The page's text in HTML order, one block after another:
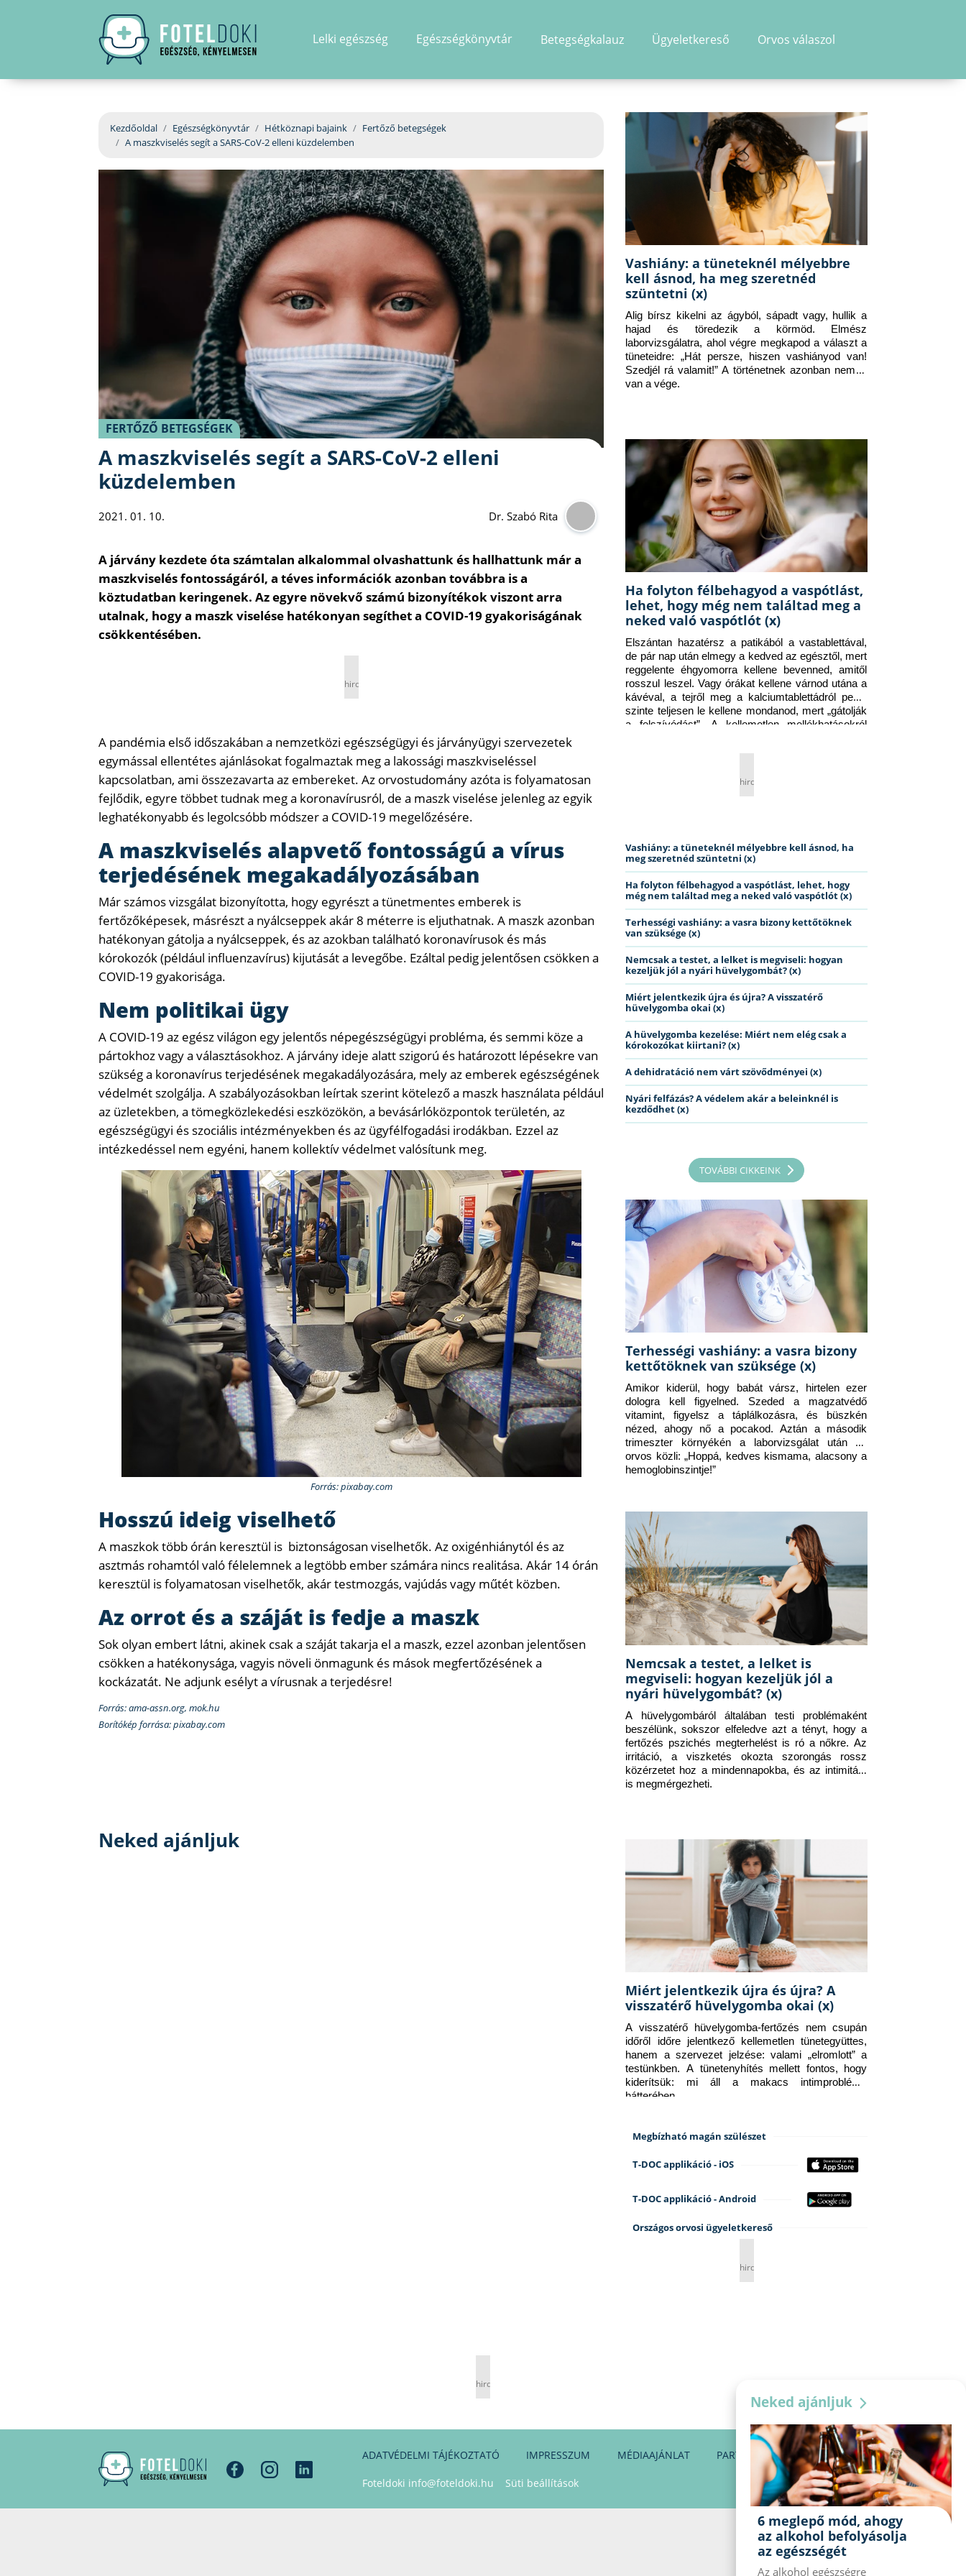
Lelki egészség Egészségkönyvtár Betegségkalauz Ügyeletkereső Orvos válaszol
Kezdőoldal Egészségkönyvtár Hétköznapi bajaink
Fertőző betegségek
A maszkviselés segít a SARS-CoV-2 elleni küzdelemben
FERTŐZŐ BETEGSÉGEK
A maszkviselés segít a SARS-CoV-2 elleni
küzdelemben
2021. 01. 10. Dr. Szabó Rita
A járvány kezdete óta számtalan alkalommal olvashattunk és hallhattunk már a
maszkviselés fontosságáról, a téves információk azonban továbbra is a
köztudatban keringenek. Az egyre növekvő számú bizonyítékok viszont arra
utalnak, hogy a maszk viselése hatékonyan segíthet a COVID-19 gyakoriságának
csökkentésében.
hirdetés
A pandémia első időszakában a nemzetközi egészségügyi és járványügyi szervezetek
egymással ellentétes ajánlásokat fogalmaztak meg a lakossági maszkviseléssel
kapcsolatban, ami összezavarta az embereket. Az orvostudomány azóta is folyamatosan
fejlődik, egyre többet tudnak meg a koronavírusról, de a maszk viselése jelenleg az egyik
leghatékonyabb és legolcsóbb módszer a COVID-19 megelőzésére.
A maszkviselés alapvető fontosságú a vírus
terjedésének megakadályozásában
Már számos vizsgálat bizonyította, hogy egyrészt a tünetmentes emberek is
fertőzőképesek, másrészt a nyálcseppek akár 8 méterre is eljuthatnak. A maszk azonban
hatékonyan gátolja a nyálcseppek, és az azokban található koronavírusok és más
kórokozók (például influenzavírus) kijutását a levegőbe. Ezáltal pedig jelentősen csökken a
COVID-19 gyakorisága.
Nem politikai ügy
A COVID-19 az egész világon egy jelentős népegészségügyi probléma, és semmi köze a
pártokhoz vagy a választásokhoz. A járvány ideje alatt szigorú és határozott lépésekre van
szükség a koronavírus terjedésének megakadályozására, mely az emberek egészségének
védelmét szolgálja. A szabályozásokban leírtak szerint kötelező a maszk használata például
az üzletekben, a tömegközlekedési eszközökön, a bevásárlóközpontok területén, az
egészségügyi és szociális intézményekben és az ügyfélfogadási irodákban. Ezzel az
intézkedéssel nem egyéni, hanem kollektív védelmet valósítunk meg.
Forrás: pixabay.com
Hosszú ideig viselhető
A maszkok több órán keresztül is biztonságosan viselhetők. Az oxigénhiánytól és az
asztmás rohamtól való félelemnek a legtöbb ember számára nincs realitása. Akár 14 órán
keresztül is folyamatosan viselhetők, akár testmozgás, vajúdás vagy műtét közben.
Az orrot és a száját is fedje a maszk
Sok olyan embert látni, akinek csak a száját takarja el a maszk, ezzel azonban jelentősen
csökken a hatékonysága, vagyis növeli önmagunk és mások megfertőzésének a
kockázatát. Ne adjunk esélyt a vírusnak a terjedésre!
Forrás: ama-assn.org, mok.hu
Borítókép forrása: pixabay.com
Neked ajánljuk
Vashiány: a tüneteknél mélyebbre
kell ásnod, ha meg szeretnéd
szüntetni (x)
Alig bírsz kikelni az ágyból, sápadt vagy, hullik a
hajad és töredezik a körmöd. Elmész
laborvizsgálatra, ahol végre megkapod a választ a
tüneteidre: „Hát persze, hiszen vashiányod van!
Szedjél rá valamit!” A történetnek azonban nem itt
van a vége.
Ha folyton félbehagyod a vaspótlást,
lehet, hogy még nem találtad meg a
neked való vaspótlót (x)
Elszántan hazatérsz a patikából a vastablettával,
de pár nap után elmegy a kedved az egésztől, mert
reggelente éhgyomorra kellene bevenned, amitől
rosszul leszel. Vagy órákat kellene várnod utána a
kávéval, a tejről meg a kalciumtablettádról pedig
szinte teljesen le kellene mondanod, mert „gátolják
a felszívódást”. A kellemetlen mellékhatásokról
hirdetés
Vashiány: a tüneteknél mélyebbre kell ásnod, ha
meg szeretnéd szüntetni (x)
Ha folyton félbehagyod a vaspótlást, lehet, hogy
még nem találtad meg a neked való vaspótlót (x)
Terhességi vashiány: a vasra bizony kettőtöknek
van szüksége (x)
Nemcsak a testet, a lelket is megviseli: hogyan
kezeljük jól a nyári hüvelygombát? (x)
Miért jelentkezik újra és újra? A visszatérő
hüvelygomba okai (x)
A hüvelygomba kezelése: Miért nem elég csak a
kórokozókat kiirtani? (x)
A dehidratáció nem várt szövődményei (x)
Nyári felfázás? A védelem akár a beleinknél is
kezdődhet (x)
TOVÁBBI CIKKEINK
Terhességi vashiány: a vasra bizony
kettőtöknek van szüksége (x)
Amikor kiderül, hogy babát vársz, hirtelen ezer
dologra kell figyelned. Szeded a magzatvédő
vitamint, figyelsz a táplálkozásra, és büszkén
nézed, ahogy nő a pocakod. Aztán a második
trimeszter környékén a laborvizsgálat után az
orvos közli: „Hoppá, kedves kismama, alacsony a
hemoglobinszintje!”
Nemcsak a testet, a lelket is
megviseli: hogyan kezeljük jól a
nyári hüvelygombát? (x)
A hüvelygombáról általában testi problémaként
beszélünk, sokszor elfeledve azt a tényt, hogy a
fertőzés pszichés megterhelést is ró a nőkre. Az
irritáció, a viszketés okozta szorongás rossz
közérzetet hoz a mindennapokba, és az intimitást
is megmérgezheti.
Miért jelentkezik újra és újra? A
visszatérő hüvelygomba okai (x)
A visszatérő hüvelygomba-fertőzés nem csupán
időről időre jelentkező kellemetlen tünetegyüttes,
hanem a szervezet jelzése: valami „elromlott” a
testünkben. A tünetenyhítés mellett fontos, hogy
kiderítsük: mi áll a makacs intimprobléma
hátterében.
Megbízható magán szülészet
T-DOC applikáció - iOS
T-DOC applikáció - Android
Országos orvosi ügyeletkereső
hirdetés
hirdetés
ADATVÉDELMI TÁJÉKOZTATÓ IMPRESSZUM MÉDIAAJÁNLAT PARTNEREINK KAPCSOLAT
Foteldoki info@foteldoki.hu Süti beállítások
Neked ajánljuk
6 meglepő mód, ahogy
az alkohol befolyásolja
az egészségét
Az alkohol egészségre